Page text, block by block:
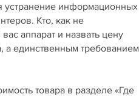
устранение информационных
Кто, как не
аппарат и назвать цену
а единственным требованием
товара в разделе «Где